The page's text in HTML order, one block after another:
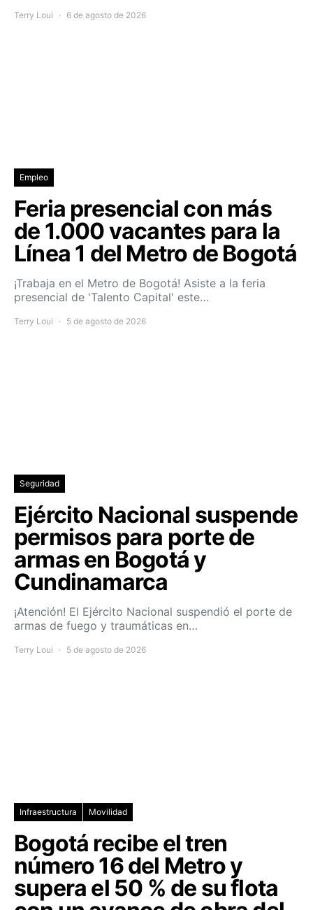
Terry Loui 6 de agosto de 2026
Empleo
Feria presencial con más
de 1.000 vacantes para la
Línea 1 del Metro de Bogotá
¡Trabaja en el Metro de Bogotá! Asiste a la feria
presencial de 'Talento Capital' este…
Terry Loui 5 de agosto de 2026
Seguridad
Ejército Nacional suspende
permisos para porte de
armas en Bogotá y
Cundinamarca
¡Atención! El Ejército Nacional suspendió el porte de
armas de fuego y traumáticas en…
Terry Loui 5 de agosto de 2026
Infraestructura Movilidad
Bogotá recibe el tren
número 16 del Metro y
supera el 50 % de su flota